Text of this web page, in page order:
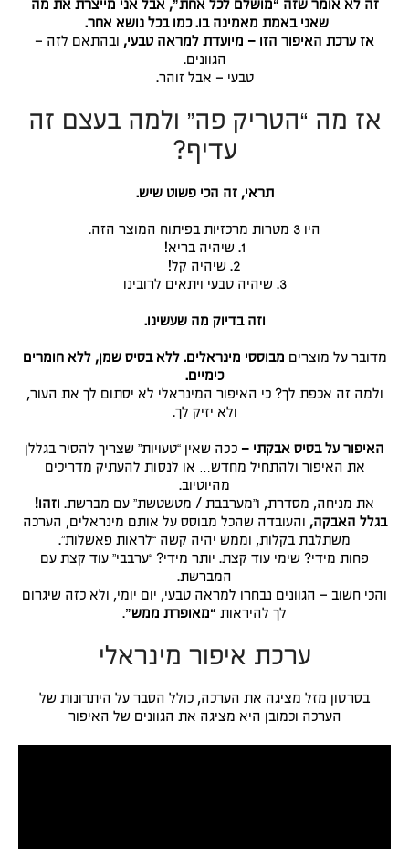
זה לא אומר שזה “מושלם לכל אחת”, אבל אני מייצרת את מה
שאני באמת מאמינה בו. כמו בכל נושא אחר.
אז ערכת האיפור הזו – מיועדת למראה טבעי, ובהתאם לזה –
הגוונים.
טבעי – אבל זוהר.
אז מה “הטריק פה” ולמה בעצם זה
עדיף?
תראי, זה הכי פשוט שיש.
היו 3 מטרות מרכזיות בפיתוח המוצר הזה.
1. שיהיה בריא!
2. שיהיה קל!
3. שיהיה טבעי ויתאים לרובינו
וזה בדיוק מה שעשינו.
מדובר על מוצרים מבוססי מינראלים. ללא בסיס שמן, ללא חומרים
כימיים.
ולמה זה אכפת לך? כי האיפור המינראלי לא יסתום לך את העור,
ולא יזיק לך.
האיפור על בסיס אבקתי – ככה שאין “טעויות” שצריך להסיר בגללן
את האיפור ולהתחיל מחדש… או לנסות להעתיק מדריכים
מהיוטיוב.
את מניחה, מסדרת, ו”מערבבת / מטשטשת” עם מברשת. וזהו!
בגלל האבקה, והעובדה שהכל מבוסס על אותם מינראלים, הערכה
משתלבת בקלות, וממש יהיה קשה “לראות פאשלות”.
פחות מידי? שימי עוד קצת. יותר מידי? “ערבבי” עוד קצת עם
המברשת.
והכי חשוב – הגוונים נבחרו למראה טבעי, יום יומי, ולא כזה שיגרום
לך להיראות “מאופרת ממש”.
ערכת איפור מינראלי
בסרטון מזל מציגה את הערכה, כולל הסבר על היתרונות של
הערכה וכמובן היא מציגה את הגוונים של האיפור